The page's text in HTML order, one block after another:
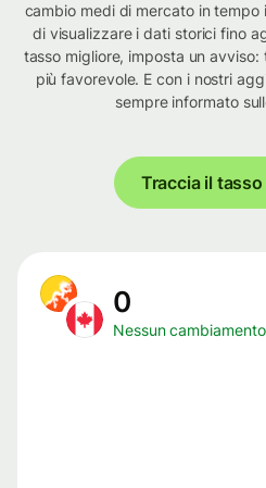
cambio medi di mercato in
di visualizzare i dati storici fino
tasso migliore, imposta un
più favorevole. E con i nostri
sempre informato
Traccia il
0
Nessun cambiamento